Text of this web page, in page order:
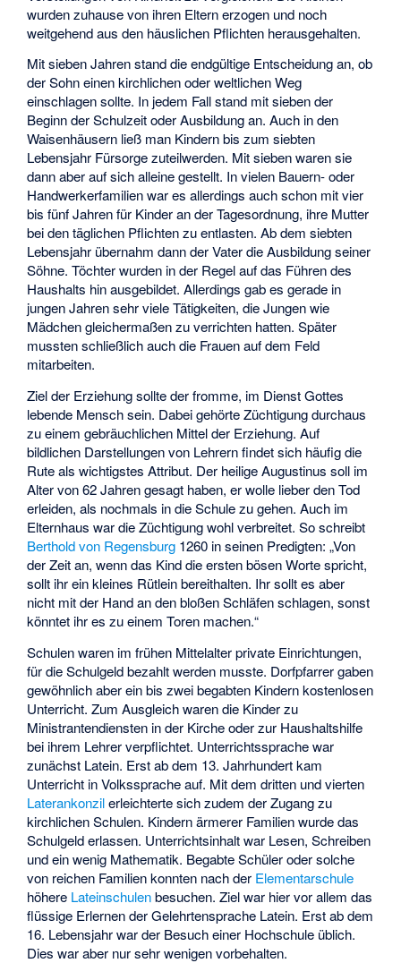
wurden zuhause von ihren Eltern erzogen und noch
weitgehend aus den häuslichen Pflichten herausgehalten.
Mit sieben Jahren stand die endgültige Entscheidung an, ob
der Sohn einen kirchlichen oder weltlichen Weg
einschlagen sollte. In jedem Fall stand mit sieben der
Beginn der Schulzeit oder Ausbildung an. Auch in den
Waisenhäusern ließ man Kindern bis zum siebten
Lebensjahr Fürsorge zuteilwerden. Mit sieben waren sie
dann aber auf sich alleine gestellt. In vielen Bauern- oder
Handwerkerfamilien war es allerdings auch schon mit vier
bis fünf Jahren für Kinder an der Tagesordnung, ihre Mutter
bei den täglichen Pflichten zu entlasten. Ab dem siebten
Lebensjahr übernahm dann der Vater die Ausbildung seiner
Söhne. Töchter wurden in der Regel auf das Führen des
Haushalts hin ausgebildet. Allerdings gab es gerade in
jungen Jahren sehr viele Tätigkeiten, die Jungen wie
Mädchen gleichermaßen zu verrichten hatten. Später
mussten schließlich auch die Frauen auf dem Feld
mitarbeiten.
Ziel der Erziehung sollte der fromme, im Dienst Gottes
lebende Mensch sein. Dabei gehörte Züchtigung durchaus
zu einem gebräuchlichen Mittel der Erziehung. Auf
bildlichen Darstellungen von Lehrern findet sich häufig die
Rute als wichtigstes Attribut. Der heilige Augustinus soll im
Alter von 62 Jahren gesagt haben, er wolle lieber den Tod
erleiden, als nochmals in die Schule zu gehen. Auch im
Elternhaus war die Züchtigung wohl verbreitet. So schreibt
Berthold von Regensburg 1260 in seinen Predigten: „Von
der Zeit an, wenn das Kind die ersten bösen Worte spricht,
sollt ihr ein kleines Rütlein bereithalten. Ihr sollt es aber
nicht mit der Hand an den bloßen Schläfen schlagen, sonst
könntet ihr es zu einem Toren machen.“
Schulen waren im frühen Mittelalter private Einrichtungen,
für die Schulgeld bezahlt werden musste. Dorfpfarrer gaben
gewöhnlich aber ein bis zwei begabten Kindern kostenlosen
Unterricht. Zum Ausgleich waren die Kinder zu
Ministrantendiensten in der Kirche oder zur Haushaltshilfe
bei ihrem Lehrer verpflichtet. Unterrichtssprache war
zunächst Latein. Erst ab dem 13. Jahrhundert kam
Unterricht in Volkssprache auf. Mit dem dritten und vierten
Laterankonzilerleichterte sich zudem der Zugang zu
kirchlichen Schulen. Kindern ärmerer Familien wurde das
Schulgeld erlassen. Unterrichtsinhalt war Lesen, Schreiben
und ein wenig Mathematik. Begabte Schüler oder solche
von reichen Familien konnten nach der Elementarschule
höhere Lateinschulenbesuchen. Ziel war hier vor allem das
flüssige Erlernen der Gelehrtensprache Latein. Erst ab dem
16. Lebensjahr war der Besuch einer Hochschule üblich.
Dies war aber nur sehr wenigen vorbehalten.